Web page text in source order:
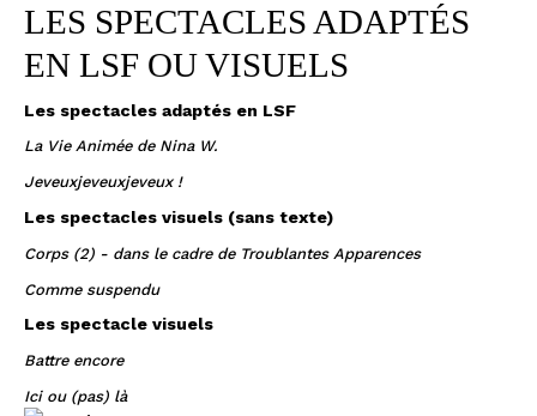
LES SPECTACLES ADAPTÉS
EN LSF OU VISUELS
Les spectacles adaptés en LSF
La Vie Animée de Nina W.
Jeveuxjeveuxjeveux !
Les spectacles visuels (sans texte)
Corps (2) - dans le cadre de Troublantes Apparences
Comme suspendu
Les spectacle visuels
Battre encore
Ici ou (pas) là